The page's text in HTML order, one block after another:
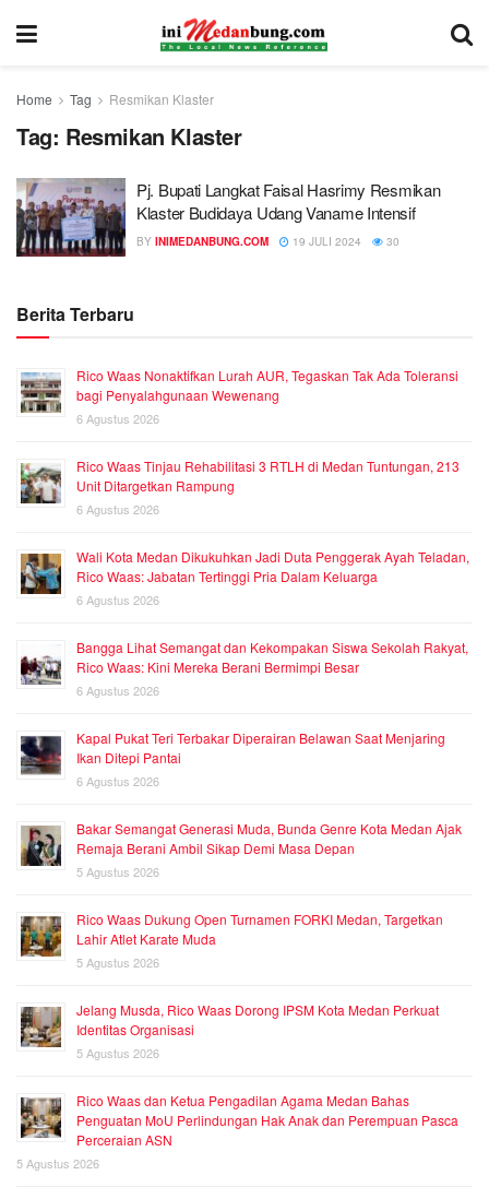
Home Tag Resmikan Klaster
Tag: Resmikan Klaster
Pj. Bupati Langkat Faisal Hasrimy Resmikan
Klaster Budidaya Udang Vaname Intensif
BY INIMEDANBUNG.COM 19 JULI 2024 30
Berita Terbaru
Rico Waas Nonaktifkan Lurah AUR, Tegaskan Tak Ada Toleransi
bagi Penyalahgunaan Wewenang
6 Agustus 2026
Rico Waas Tinjau Rehabilitasi 3 RTLH di Medan Tuntungan, 213
Unit Ditargetkan Rampung
6 Agustus 2026
Wali Kota Medan Dikukuhkan Jadi Duta Penggerak Ayah Teladan,
Rico Waas: Jabatan Tertinggi Pria Dalam Keluarga
6 Agustus 2026
Bangga Lihat Semangat dan Kekompakan Siswa Sekolah Rakyat,
Rico Waas: Kini Mereka Berani Bermimpi Besar
6 Agustus 2026
Kapal Pukat Teri Terbakar Diperairan Belawan Saat Menjaring
Ikan Ditepi Pantai
6 Agustus 2026
Bakar Semangat Generasi Muda, Bunda Genre Kota Medan Ajak
Remaja Berani Ambil Sikap Demi Masa Depan
5 Agustus 2026
Rico Waas Dukung Open Turnamen FORKI Medan, Targetkan
Lahir Atlet Karate Muda
5 Agustus 2026
Jelang Musda, Rico Waas Dorong IPSM Kota Medan Perkuat
Identitas Organisasi
5 Agustus 2026
Rico Waas dan Ketua Pengadilan Agama Medan Bahas
Penguatan MoU Perlindungan Hak Anak dan Perempuan Pasca
Perceraian ASN
5 Agustus 2026